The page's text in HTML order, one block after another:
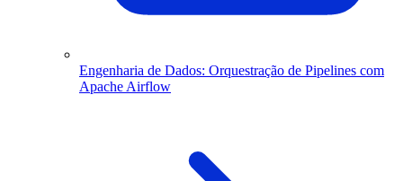
Engenharia de Dados: Orquestração de Pipelines com
Apache Airflow